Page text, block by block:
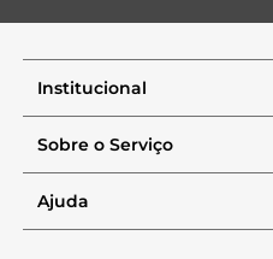
Institucional
Sobre o Serviço
Ajuda